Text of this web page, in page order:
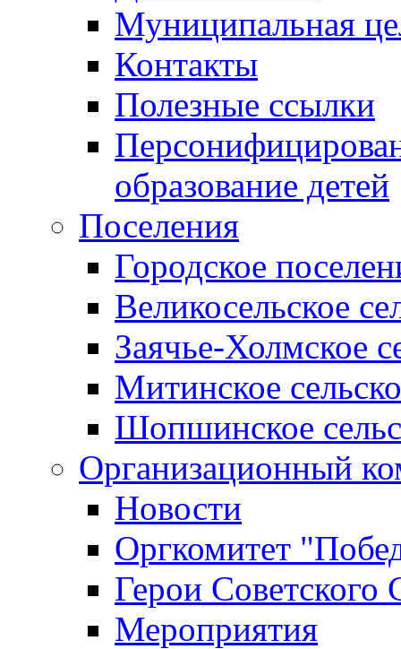
Муниципальная
Контакты
Полезные ссылки
образование детей
Поселения
Городское
Великосельское
Заячье-Холмское
Митинское
Шопшинское
Организационный
Новости
Оргкомитет
Герои Советского
Мероприятия